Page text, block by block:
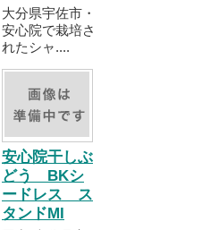
大分県宇佐市・
安心院で栽培さ
れたシャ....
安心院干しぶ
どう BKシ
ードレス ス
タンドMI